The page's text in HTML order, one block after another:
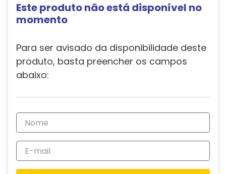
Este produto não está disponível no
momento
Para ser avisado da disponibilidade deste
produto, basta preencher os campos
abaixo: